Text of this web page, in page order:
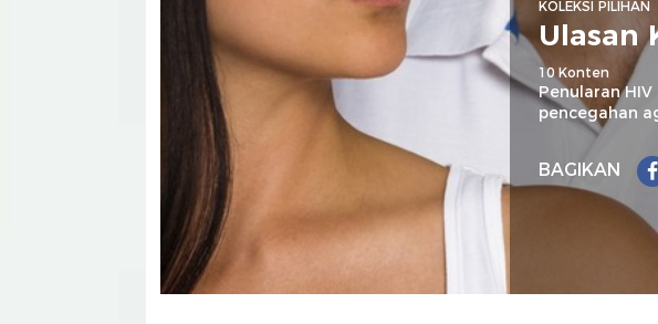
KOLEKSI PILIHAN
Ulasan
10 Konten
Penularan
pencegahan
BAGIKAN